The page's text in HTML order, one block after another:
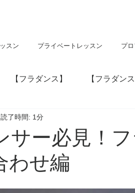
スン プライベートレッスン プ
【フラダンス】 【フラダン
【神社・仏閣】
サー必見！
わせ編
読了時間: 1分